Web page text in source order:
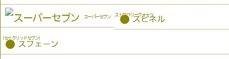
ストロベリークォーツ
スーパーセブン
（セイクリッドセブン）
● スピネル
● スフェーン